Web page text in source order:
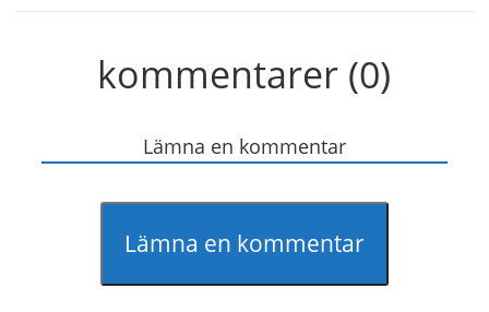
kommentarer (0)
Lämna en kommentar
Lämna en kommentar